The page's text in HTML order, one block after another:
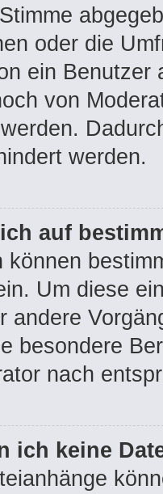
oder die
ein Benutzer
von
werden.
auf
können
Um diese
andere
besondere
nach
ich keine